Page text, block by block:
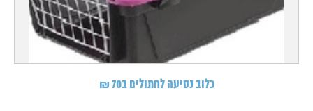
כלוב נסיעה לחתולים ב70 ₪